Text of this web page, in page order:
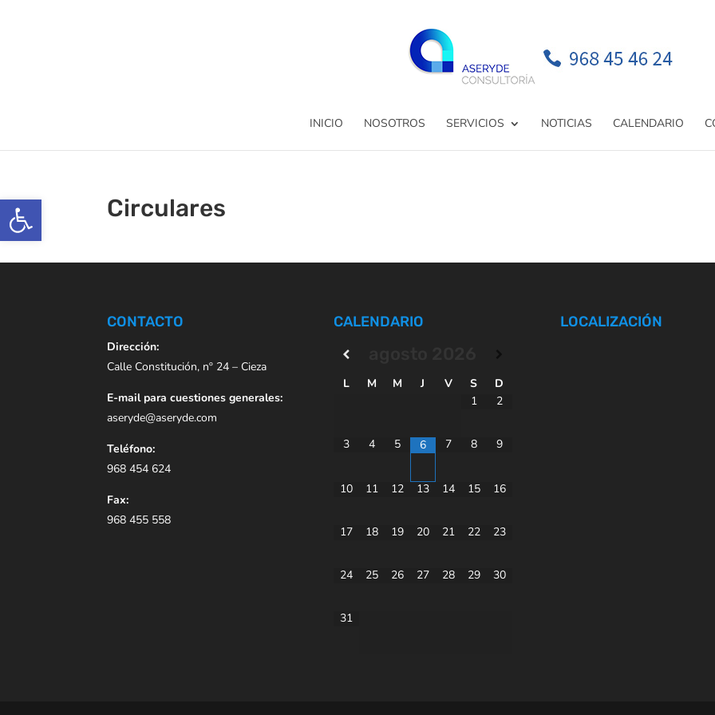
Abrir barra de herramientas
INICIO NOSOTROS SERVICIOS NOTICIAS CALENDARIO
Circulares
CONTACTO
Dirección:
Calle Constitución, nº 24 – Cieza
E-mail para cuestiones generales:
aseryde@aseryde.com
Teléfono:
968 454 624
Fax:
968 455 558
CALENDARIO
L M M J V S
D
1
2
3 4 5 6 7 8 9
10 11 12 13 14 15 16
17 18 19 20 21 22 23
24 25 26 27 28 29 30
31
LOCALIZACIÓN